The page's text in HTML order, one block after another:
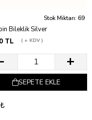
Stok Miktarı: 69
Bileklik Silver
TL
+ KDV
SEPETE EKLE